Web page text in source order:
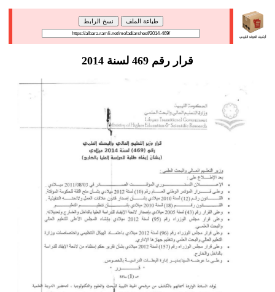
طباعة الملف نسخ الرابط
قرار رقم 469 لسنة 2014